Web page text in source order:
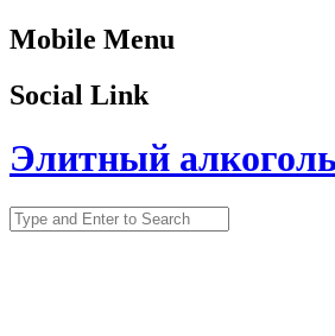
Mobile Menu
Social Link
Элитный